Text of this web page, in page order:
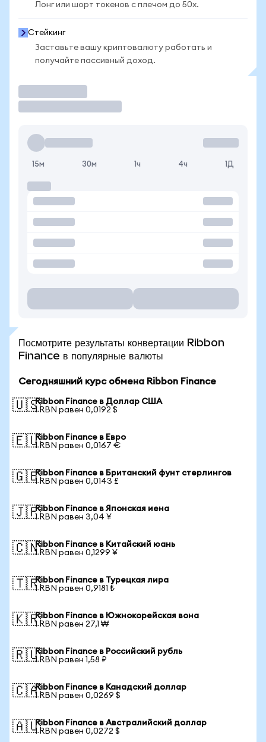
Лонг или шорт токенов с плечом до 50x.
Стейкинг
Заставьте вашу криптовалюту работать и
получайте пассивный доход.
15м 30м 1ч 4ч 1Д
Посмотрите результаты конвертации Ribbon
Finance в популярные валюты
Сегодняшний курс обмена Ribbon Finance
🇺🇸Ribbon Finance в Доллар США
1 RBN равен 0,0192 $
🇪🇺Ribbon Finance в Евро
1 RBN равен 0,0167 €
🇬🇧Ribbon Finance в Британский фунт стерлингов
1 RBN равен 0,0143 £
🇯🇵Ribbon Finance в Японская иена
1 RBN равен 3,04 ¥
🇨🇳Ribbon Finance в Китайский юань
1 RBN равен 0,1299 ¥
🇹🇷Ribbon Finance в Турецкая лира
1 RBN равен 0,9181 ₺
🇰🇷Ribbon Finance в Южнокорейская вона
1 RBN равен 27,1 ₩
🇷🇺Ribbon Finance в Российский рубль
1 RBN равен 1,58 ₽
🇨🇦Ribbon Finance в Канадский доллар
1 RBN равен 0,0269 $
🇦🇺Ribbon Finance в Австралийский доллар
1 RBN равен 0,0272 $